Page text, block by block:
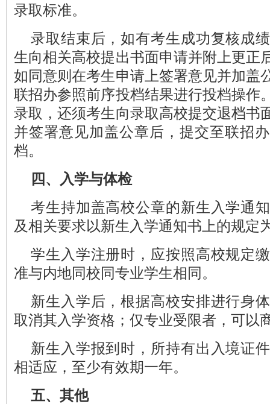
录取标准。
录取结束后，如有考生成功复核成
生向相关高校提出书面申请并附上更正
如同意则在考生申请上签署意见并加盖
联招办参照前序投档结果进行投档操作
录取，还须考生向录取高校提交退档书
并签署意见加盖公章后，提交至联招
档。
四、入学与体检
考生持加盖高校公章的新生入学通
及相关要求以新生入学通知书上的规定
学生入学注册时，应按照高校规定
准与内地同校同专业学生相同。
新生入学后，根据高校安排进行身
取消其入学资格；仅专业受限者，可以
新生入学报到时，所持有出入境证
相适应，至少有效期一年。
五、其他